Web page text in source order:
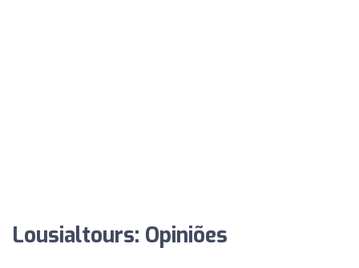
Lousialtours: Opiniões